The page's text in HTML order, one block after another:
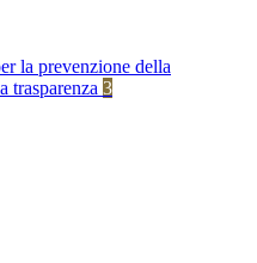
la prevenzione della
trasparenza 3